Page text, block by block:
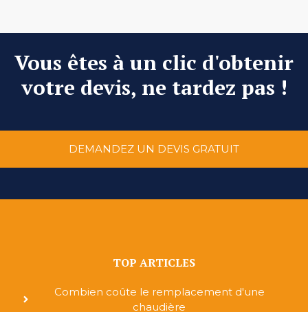
Vous êtes à un clic d'obtenir
votre devis, ne tardez pas !
DEMANDEZ UN DEVIS GRATUIT
TOP ARTICLES
Combien coûte le remplacement d'une
chaudière